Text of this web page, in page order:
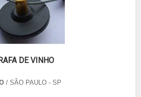
DE VINHO
/ SÃO PAULO - SP